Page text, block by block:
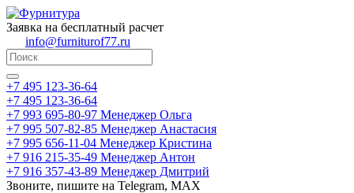
Заявка на бесплатный расчет
info@furniturof77.ru
+7 495 123-36-64
+7 495 123-36-64
+7 993 695-80-97 Менеджер Ольга
+7 995 507-82-85 Менеджер Анастасия
+7 995 656-11-04 Менеджер Кристина
+7 916 215-35-49 Менеджер Антон
+7 916 357-43-89 Менеджер Дмитрий
Звоните, пишите на Telegram, MAX